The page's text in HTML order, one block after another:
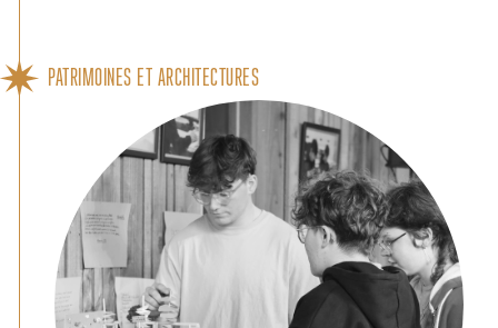
PATRIMOINES ET ARCHITECTURES